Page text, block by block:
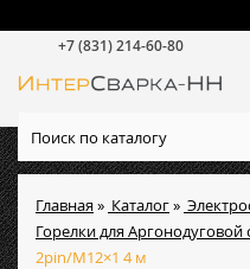
Главная» Каталог»
Горелки для Аргонодуговой
2pin/M12×1 4 м
+7 (831) 214-60-80